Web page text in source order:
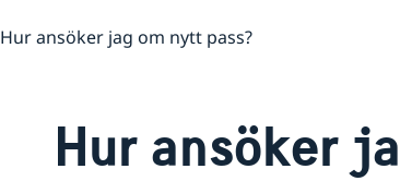
Hur ansöker jag om nytt pass?
Hur ansöker